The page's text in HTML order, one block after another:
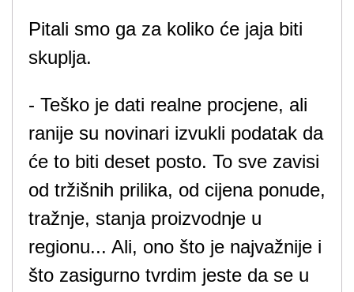
Pitali smo ga za koliko će jaja biti
skuplja.
- Teško je dati realne procjene, ali
ranije su novinari izvukli podatak da
će to biti deset posto. To sve zavisi
od tržišnih prilika, od cijena ponude,
tražnje, stanja proizvodnje u
regionu... Ali, ono što je najvažnije i
što zasigurno tvrdim jeste da se u